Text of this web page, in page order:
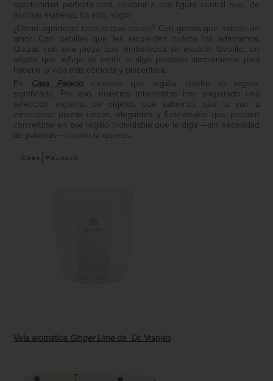
oportunidad perfecta para celebrar a esa figura central que, de
muchas maneras, ha sido hogar.
¿Cómo agradecer todo lo que hacen? Con gestos que hablen de
amor. Con detalles que les recuerden cuánto las admiramos.
Quizás con una pieza que embellezca su espacio favorito, un
objeto que refleje su estilo, o algo pensado simplemente para
hacerle la vida más cómoda y placentera.
En
Casa Palaciocreemos que regalar diseño es regalar
significado. Por eso, nuestros interioristas han preparado una
selección especial de objetos que sabemos que la van a
emocionar: piezas únicas, elegantes y funcionales que pueden
convertirse en ese regalo inolvidable que le diga —sin necesidad
de palabras— cuánto la quieres.
Vela aromatica Ginger Lime de Dr. Vranjes